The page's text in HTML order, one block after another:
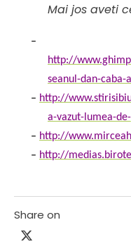
Mai jos aveti
–
http://
seanul-dan-
– http://
a-vazut-lumea-
– http://
– http://
Share on